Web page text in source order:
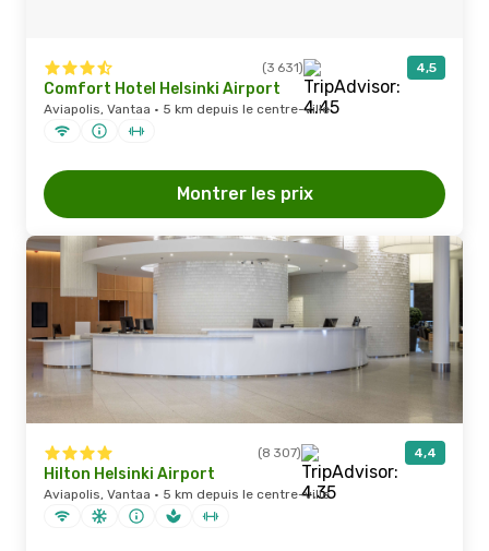
(3 631) 4,5
Comfort Hotel Helsinki Airport
Aviapolis, Vantaa · 5 km depuis le centre-ville
Montrer les prix
(8 307) 4,4
Hilton Helsinki Airport
Aviapolis, Vantaa · 5 km depuis le centre-ville